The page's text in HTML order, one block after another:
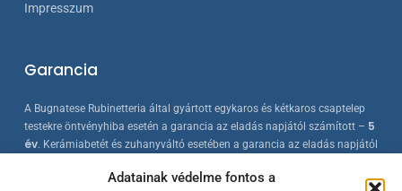
Adatainak védelme fontos a
Impresszum
Garancia
A Bugnatese Rubinetteria által gyártott egykaros és kétkaros csaptelep
testekre öntvényhiba esetén a garancia az eladás napjától számított – 5
év. Kerámiabetét és zuhanyváltó esetében a garancia az eladás napjától
szabványokkal összhangban készülnek, folyamatos minőség-ellenőrzés